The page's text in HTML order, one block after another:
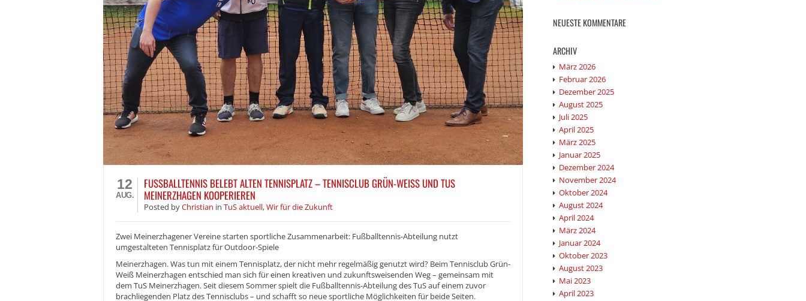
12
AUG.
FUSSBALLTENNIS BELEBT ALTEN TENNISPLATZ – TENNISCLUB GRÜN-WEISS UND TUS ME
INERZHAGEN KOOPERIEREN
Posted byChristian in TuS aktuell,Wir für die Zukunft
Zwei Meinerzhagener Vereine starten sportliche Zusammenarbeit: Fußballtennis-Abteilung nutzt
umgestalteten Tennisplatz für Outdoor-Spiele
Meinerzhagen. Was tun mit einem Tennisplatz, der nicht mehr regelmäßig genutzt wird? Beim Tennisclub Grün-
Weiß Meinerzhagen entschied man sich für einen kreativen und zukunftsweisenden Weg – gemeinsam mit
dem TuS Meinerzhagen. Seit diesem Sommer spielt die Fußballtennis-Abteilung des TuS auf einem zuvor
brachliegenden Platz des Tennisclubs – und schafft so neue sportliche Möglichkeiten für beide Seiten.
NEUESTE KOMMENTARE
ARCHIV
März 2026
Februar 2026
Dezember 2025
August 2025
Juli 2025
April 2025
März 2025
Januar 2025
Dezember 2024
November 2024
Oktober 2024
August 2024
April 2024
März 2024
Januar 2024
Oktober 2023
August 2023
Mai 2023
April 2023